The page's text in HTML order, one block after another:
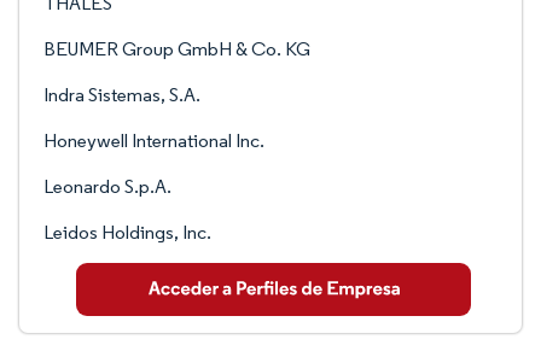
BEUMER Group GmbH & Co. KG
Indra Sistemas, S.A.
Honeywell International Inc.
Leonardo S.p.A.
Leidos Holdings, Inc.